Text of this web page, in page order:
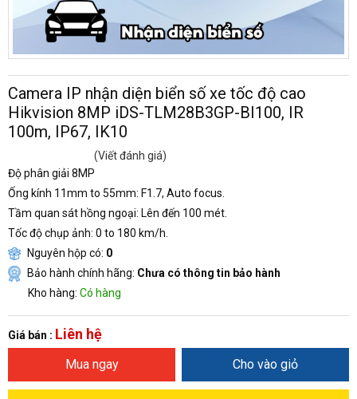
Camera IP nhận diện biển số xe tốc độ cao
Hikvision 8MP iDS-TLM28B3GP-BI100, IR
100m, IP67, IK10
(Viết đánh giá)
Độ phân giải 8MP
Ống kính 11mm to 55mm: F1.7, Auto focus.
Tầm quan sát hồng ngoại: Lên đến 100 mét.
Tốc độ chụp ảnh: 0 to 180 km/h.
Nguyên hộp có: 0
Bảo hành chính hãng: Chưa có thông tin bảo hành
Kho hàng: Có hàng
Giá bán : Liên hệ
Mua ngay Cho vào giỏ